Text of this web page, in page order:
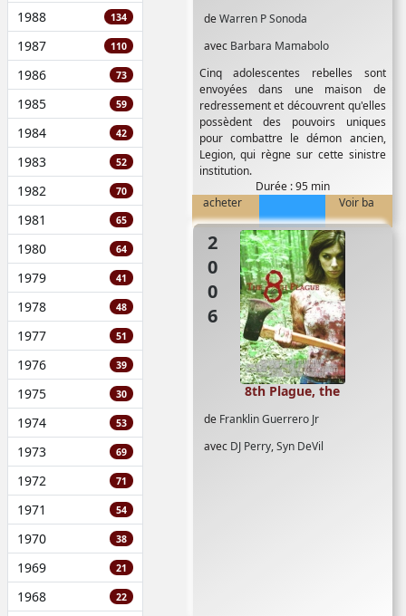
1988 134
1987 110
1986 73
1985 59
1984 42
1983 52
1982 70
1981 65
1980 64
1979 41
1978 48
1977 51
1976 39
1975 30
1974 53
1973 69
1972 71
1971 54
1970 38
1969 21
1968 22
deWarren P Sonoda
avec Barbara Mamabolo
Cinq adolescentes rebelles sont
envoyées dans une maison de
redressement et découvrent qu'elles
possèdent des pouvoirs uniques
pour combattre le démon ancien,
Legion, qui règne sur cette sinistre
institution.
Durée : 95 min
acheter
Voir ba
2006
de Franklin Guerrero Jr
avec DJ Perry,Syn DeVil
8th Plague, the